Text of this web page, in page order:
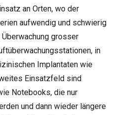
an Orten, wo der
aufwendig und schwierig
grosser
in
Implantaten wie
Einsatzfeld sind
Notebooks, die nur
und dann wieder längere